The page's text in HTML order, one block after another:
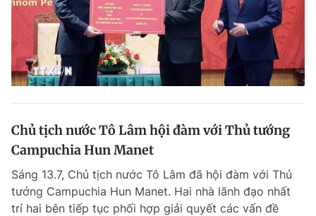
Chủ tịch nước Tô Lâm hội đàm với Thủ tướng
Campuchia Hun Manet
Sáng 13.7, Chủ tịch nước Tô Lâm đã hội đàm với Thủ
tướng Campuchia Hun Manet. Hai nhà lãnh đạo nhất
trí hai bên tiếp tục phối hợp giải quyết các vấn đề